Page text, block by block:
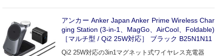
アンカー Anker Japan Anker Prime Wireless Char
ging Station (3-in-1、MagGo、AirCool、Foldable)
［マルチ型 / Qi2 25W対応］ ブラック B25N1N11
Qi2 25W対応の3in1マグネット式ワイヤレス充電器